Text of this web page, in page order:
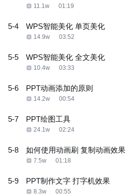
11.1w 01:19
5-4 WPS智能美化 单页美化
14.9w 03:52
5-5 WPS智能美化 全文美化
10.4w 03:33
5-6 PPT动画添加的原则
14.2w 00:54
5-7 PPT绘图工具
24.1w 02:24
5-8 如何使用动画刷 复制动画效果
7.5w 01:18
5-9 PPT制作文字 打字机效果
8.3w 00:55